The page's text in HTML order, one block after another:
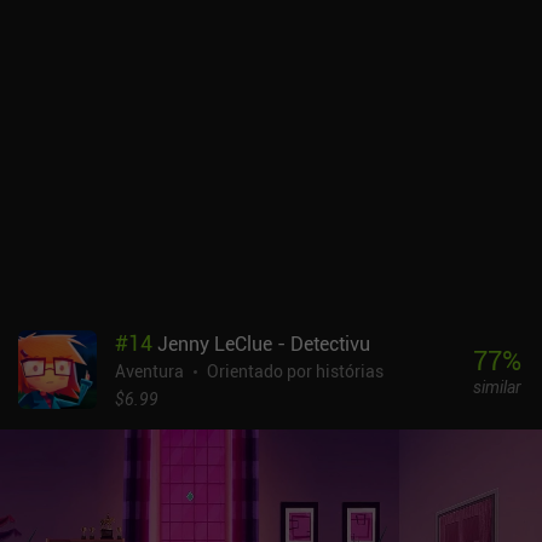
seja o seu caso, o jogo ainda é muito bem feito e bastante
divertido.
#14 Jenny LeClue - Detectivu
Aventura
Orientado por histórias
$6.99
77%
similar